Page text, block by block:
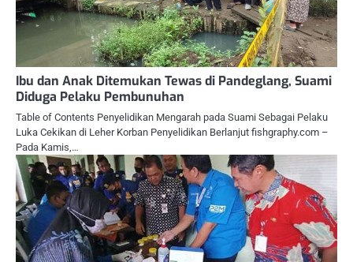
Ibu dan Anak Ditemukan Tewas di Pandeglang, Suami
Diduga Pelaku Pembunuhan
Table of Contents Penyelidikan Mengarah pada Suami Sebagai Pelaku
Luka Cekikan di Leher Korban Penyelidikan Berlanjut fishgraphy.com –
Pada Kamis,…